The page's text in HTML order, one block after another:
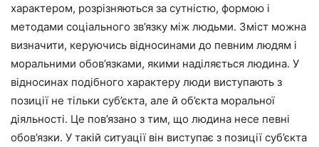
характером, розрізняються за сутністю, формою і
методами соціального зв’язку між людьми. Зміст можна
визначити, керуючись відносинами до певним людям і
моральними обов’язками, якими наділяється людина. У
відносинах подібного характеру люди виступають з
позиції не тільки суб’єкта, але й об’єкта моральної
діяльності. Це пов’язано з тим, що людина несе певні
обов’язки. У такій ситуації він виступає з позиції суб’єкта